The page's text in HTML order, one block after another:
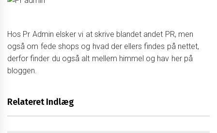
Hos Pr Admin elsker vi at skrive blandet andet PR, men
også om fede shops og hvad der ellers findes på nettet,
derfor finder du også alt mellem himmel og hav her på
bloggen.
Relateret Indlæg